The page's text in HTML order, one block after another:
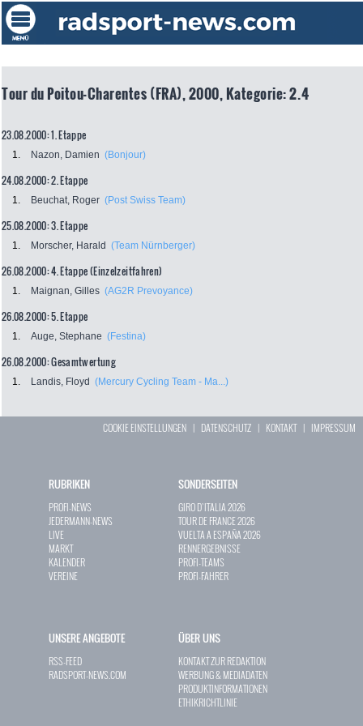
Tour du Poitou-Charentes (FRA), 2000, Kategorie: 2.4
23.08.2000: 1. Etappe
1. Nazon, Damien (Bonjour)
24.08.2000: 2. Etappe
1. Beuchat, Roger (Post Swiss Team)
25.08.2000: 3. Etappe
1. Morscher, Harald (Team Nürnberger)
26.08.2000: 4. Etappe (Einzelzeitfahren)
1. Maignan, Gilles (AG2R Prevoyance)
26.08.2000: 5. Etappe
1. Auge, Stephane (Festina)
26.08.2000: Gesamtwertung
1. Landis, Floyd (Mercury Cycling Team - Ma...)
COOKIE EINSTELLUNGEN | DATENSCHUTZ | KONTAKT| IMPRESSUM
RUBRIKEN
PROFI-NEWS
JEDERMANN-NEWS
LIVE
MARKT
KALENDER
VEREINE
SONDERSEITEN
GIRO D`ITALIA 2026
TOUR DE FRANCE 2026
VUELTA A ESPAÑA 2026
RENNERGEBNISSE
PROFI-TEAMS
PROFI-FAHRER
UNSERE ANGEBOTE
RSS-FEED
RADSPORT-NEWS.COM
ÜBER UNS
KONTAKT ZUR REDAKTION
WERBUNG & MEDIADATEN
PRODUKTINFORMATIONEN
ETHIKRICHTLINIE